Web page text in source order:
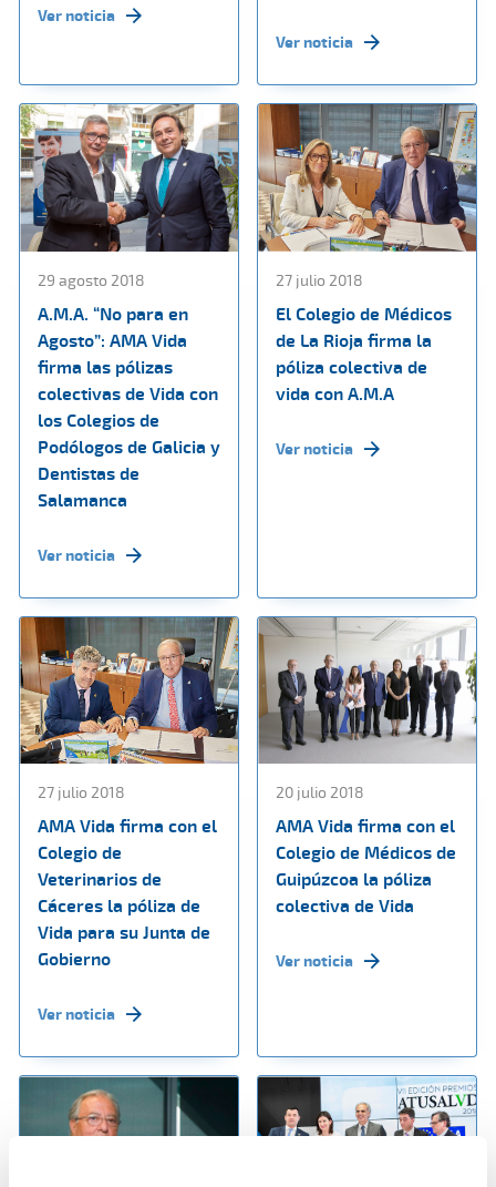
Ver noticia
Ver noticia
29 agosto 2018
A.M.A. “No para en
Agosto”: AMA Vida
firma las pólizas
colectivas de Vida con
los Colegios de
Podólogos de Galicia y
Dentistas de
Salamanca
Ver noticia
27 julio 2018
El Colegio de Médicos
de La Rioja firma la
póliza colectiva de
vida con A.M.A
Ver noticia
27 julio 2018
AMA Vida firma con el
Colegio de
Veterinarios de
Cáceres la póliza de
Vida para su Junta de
Gobierno
Ver noticia
20 julio 2018
AMA Vida firma con el
Colegio de Médicos de
Guipúzcoa la póliza
colectiva de Vida
Ver noticia